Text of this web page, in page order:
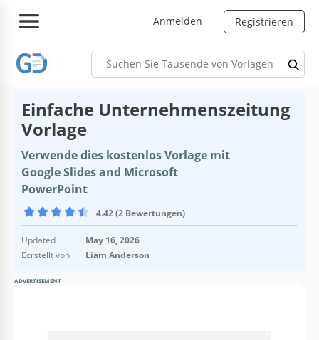
Anmelden Registrieren
Einfache Unternehmenszeitung
Vorlage
Verwende dies kostenlos Vorlage mit
Google Slides and Microsoft
PowerPoint
4.42 (2 Bewertungen)
Updated
May 16, 2026
Ecrstellt von
Liam Anderson
ADVERTISEMENT